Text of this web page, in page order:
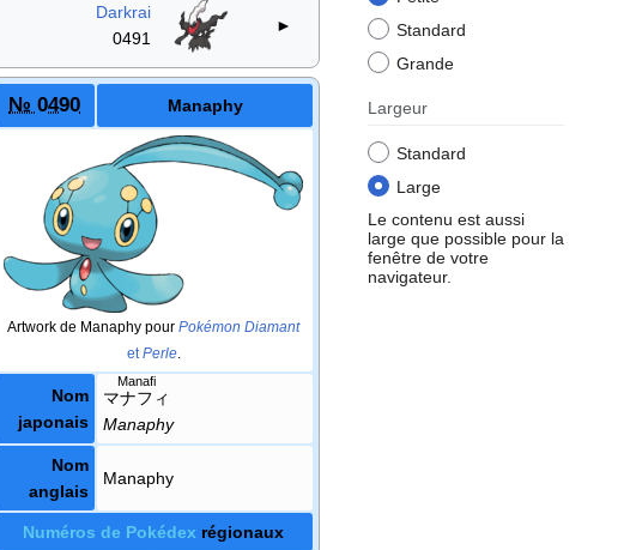
Standard
Grande
Largeur
Standard
Large
Le contenu est aussi
large que possible pour la
fenêtre de votre
navigateur.
Darkrai
0491
►
№ 0490 Manaphy
Artwork de Manaphy pour Pokémon Diamant
et Perle.
Nom
japonais
マナフィ
Manafi
Manaphy
Nom
anglais
Manaphy
Numéros de Pokédex régionaux